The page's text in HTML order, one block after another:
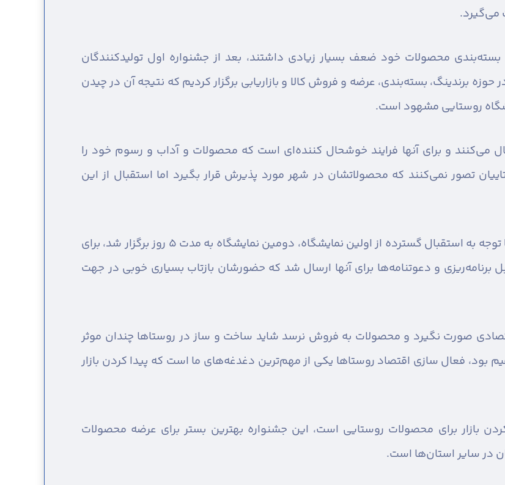
می‌گیرد.
محصولات خود ضعف بسیار زیادی داشتند، بعد از جشنواره اول تولیدکنندگان
برندینگ، بسته‌بندی، عرضه و فروش کالا و بازاریابی برگزار کردیم که نتیجه آن در چیدن
روستایی مشهود است.
می‌کنند و برای آنها فرایند خوشحال کننده‌ای است که محصولات و آداب و رسوم خود را
تصور نمی‌کنند که محصولاتشان در شهر مورد پذیرش قرار بگیرد اما استقبال از این
مدیرکل امور روستایی استانداری قزوین بیان کرد: با توجه به استقبال گسترده از اولین نمایشگاه، دومین نمایشگاه به مدت ۵ روز برگزار شد، برای
و دعوتنامه‌ها برای آنها ارسال شد که حضورشان بازتاب بسیاری خوبی در جهت
صورت نگیرد و محصولات به فروش نرسد شاید ساخت و ساز در روستاها چندان موثر
بود، فعال سازی اقتصاد روستاها یکی از مهم‌ترین دغدغه‌های ما است که پیدا کردن بازار
بازار برای محصولات روستایی است، این جشنواره بهترین بستر برای عرضه محصولات
در سایر استان‌ها است.